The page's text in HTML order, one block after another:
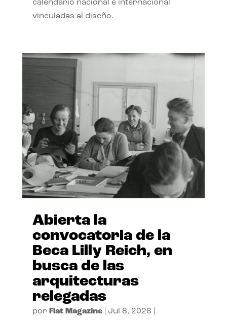
calendario nacional e internacional
vinculadas al diseño.
Abierta la
convocatoria de la
Beca Lilly Reich, en
busca de las
arquitecturas
relegadas
por Flat Magazine| Jul 8, 2026